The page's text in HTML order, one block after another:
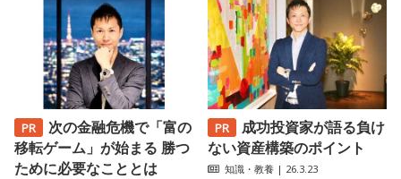
次の金融危機で「富の
移転ゲーム」が始まる 勝つ
ために必要なこととは
成功投資家が語る負け
ない資産構築のポイント
知識・教養 | 26.3.23